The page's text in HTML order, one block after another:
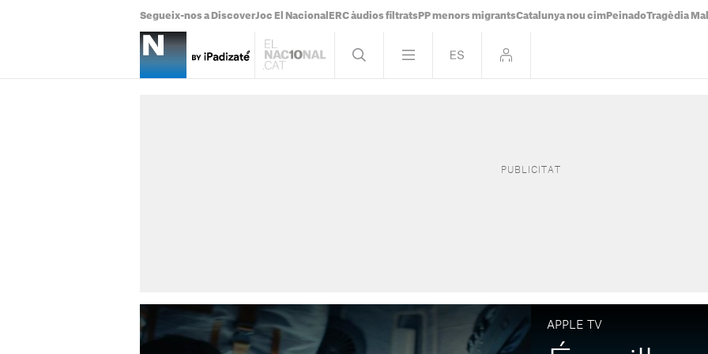
Segueix-nos a DiscoverJoc El Nacional ERC àudios filtrats PP menors migrantsCatalunya nou cim PeinadoTragèdia
APPLE TV